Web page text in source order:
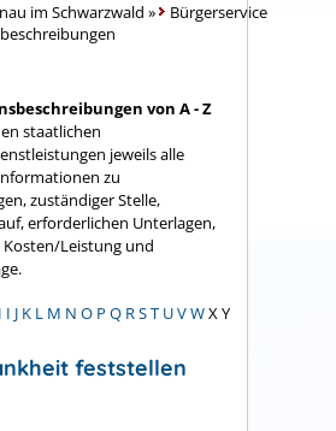
im Schwarzwald »
Bürgerservice
von A - Z
staatlichen
jeweils alle
zu
zuständiger Stelle,
erforderlichen Unterlagen,
Leistung und
I J K L M N O P Q RST UVWX Y
feststellen